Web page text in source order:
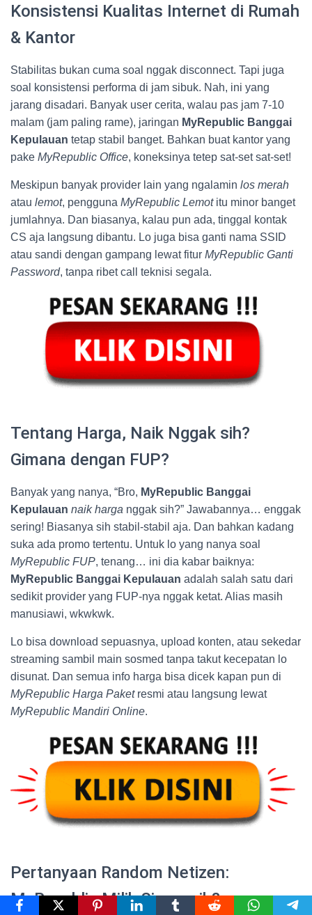
Konsistensi Kualitas Internet di Rumah
& Kantor
Stabilitas bukan cuma soal nggak disconnect. Tapi juga
soal konsistensi performa di jam sibuk. Nah, ini yang
jarang disadari. Banyak user cerita, walau pas jam 7-10
malam (jam paling rame), jaringan MyRepublic Banggai
Kepulauan tetap stabil banget. Bahkan buat kantor yang
pake MyRepublic Office, koneksinya tetep sat-set sat-set!
Meskipun banyak provider lain yang ngalamin los merah
atau lemot, pengguna MyRepublic Lemotitu minor banget
jumlahnya. Dan biasanya, kalau pun ada, tinggal kontak
CS aja langsung dibantu. Lo juga bisa ganti nama SSID
atau sandi dengan gampang lewat fitur MyRepublic Ganti
Password, tanpa ribet call teknisi segala.
Tentang Harga, Naik Nggak sih?
Gimana dengan FUP?
Banyak yang nanya, “Bro, MyRepublic Banggai
Kepulauan naik harga nggak sih?” Jawabannya… enggak
sering! Biasanya sih stabil-stabil aja. Dan bahkan kadang
suka ada promo tertentu. Untuk lo yang nanya soal
MyRepublic FUP, tenang… ini dia kabar baiknya:
MyRepublic Banggai Kepulauan adalah salah satu dari
sedikit provider yang FUP-nya nggak ketat. Alias masih
manusiawi, wkwkwk.
Lo bisa download sepuasnya, upload konten, atau sekedar
streaming sambil main sosmed tanpa takut kecepatan lo
disunat. Dan semua info harga bisa dicek kapan pun di
MyRepublic Harga Paketresmi atau langsung lewat
MyRepublic Mandiri Online.
Pertanyaan Random Netizen:
MyRepublic Milik Siapa, sih?